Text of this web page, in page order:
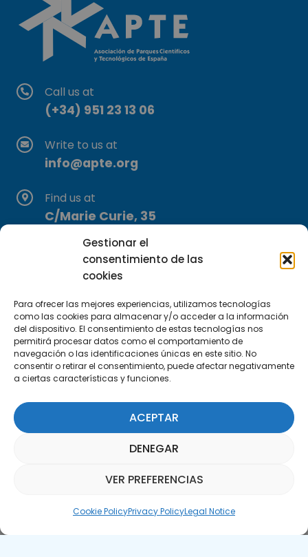
Gestionar el
consentimiento de las
cookies
Para ofrecer las mejores experiencias, utilizamos tecnologías
como las cookies para almacenar y/o acceder a la información
del dispositivo. El consentimiento de estas tecnologías nos
permitirá procesar datos como el comportamiento de
navegación o las identificaciones únicas en este sitio. No
consentir o retirar el consentimiento, puede afectar negativamente
a ciertas características y funciones.
ACEPTAR
DENEGAR
VER PREFERENCIAS
Cookie PolicyPrivacy PolicyLegal Notice
Call us at
(+34) 951 23 13 06
Write to us at
info@apte.org
Find us at
C/Marie Curie, 35
29590 Campanillas, Málaga
Subscribe to our Newsletter
SUBSCRIBE HERE